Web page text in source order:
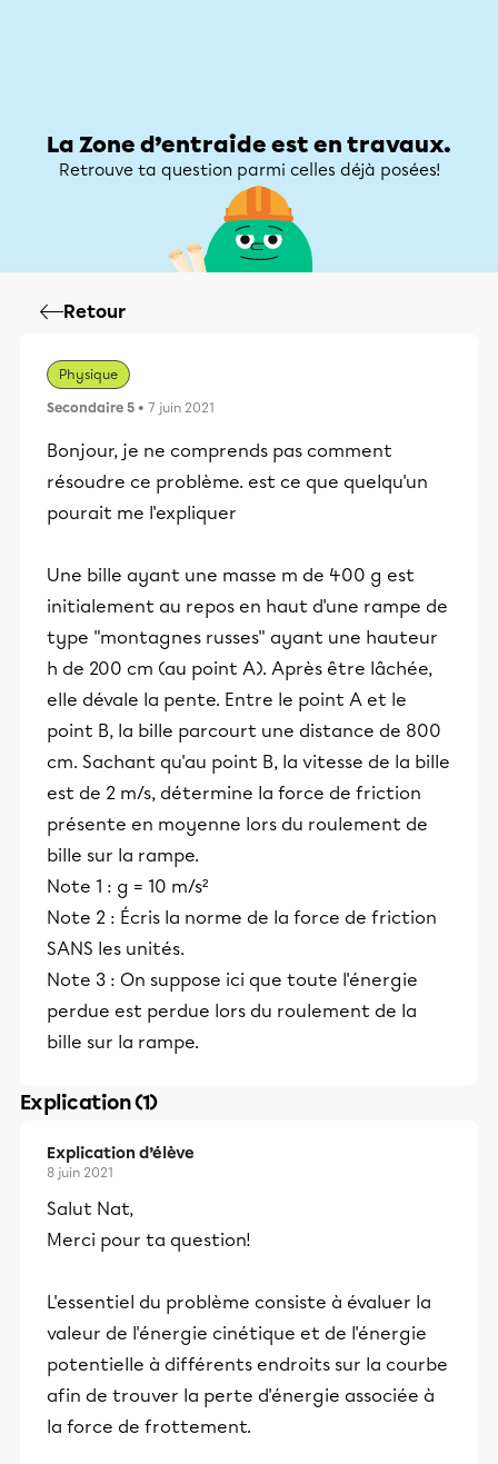
La Zone d’entraide est en travaux.
Retrouve ta question parmi celles déjà posées!
Retour
Physique
Secondaire 5 • 7 juin 2021
Bonjour, je ne comprends pas comment
résoudre ce problème. est ce que quelqu'un
pourait me l'expliquer
Une bille ayant une masse m de 400 g est
initialement au repos en haut d'une rampe de
type "montagnes russes" ayant une hauteur
h de 200 cm (au point A). Après être lâchée,
elle dévale la pente. Entre le point A et le
point B, la bille parcourt une distance de 800
cm. Sachant qu'au point B, la vitesse de la bille
est de 2 m/s, détermine la force de friction
présente en moyenne lors du roulement de
bille sur la rampe.
Note 1 : g = 10 m/s²
Note 2 : Écris la norme de la force de friction
SANS les unités.
Note 3 : On suppose ici que toute l'énergie
perdue est perdue lors du roulement de la
bille sur la rampe.
Explication (1)
Explication d’élève
8 juin 2021
Salut Nat,
Merci pour ta question!
L'essentiel du problème consiste à évaluer la
valeur de l'énergie cinétique et de l'énergie
potentielle à différents endroits sur la courbe
afin de trouver la perte d'énergie associée à
la force de frottement.